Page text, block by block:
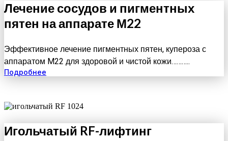
Лечение сосудов и пигментных
пятен на аппарате М22
Эффективное лечение пигментных пятен, купероза с
аппаратом M22 для здоровой и чистой кожи………..
Подробнее
Игольчатый RF-лифтинг